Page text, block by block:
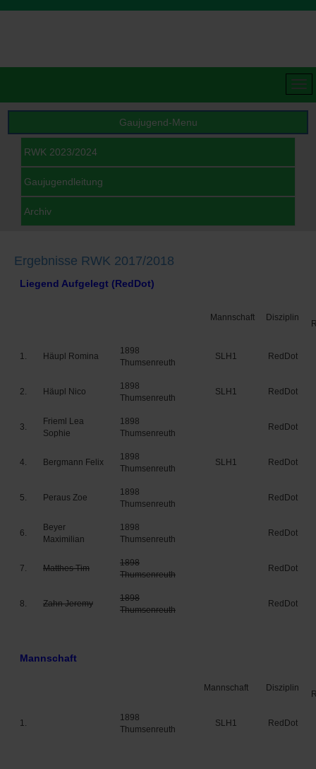
Gaujugend-Menu
RWK 2023/2024
Gaujugendleitung
Archiv
Ergebnisse RWK 2017/2018
Liegend Aufgelegt (RedDot)
Mannschaft Disziplin
1. Häupl Romina
1898
Thumsenreuth
SLH1 RedDot
2. Häupl Nico
1898
Thumsenreuth
SLH1 RedDot
3.
Frieml Lea
Sophie
1898
Thumsenreuth
RedDot
4. Bergmann Felix
1898
Thumsenreuth
SLH1 RedDot
5. Peraus Zoe
1898
Thumsenreuth
RedDot
6.
Beyer
Maximilian
1898
Thumsenreuth
RedDot
7. Matthes Tim
1898
Thumsenreuth
RedDot
8. Zahn Jeremy
1898
Thumsenreuth
RedDot
Mannschaft
Mannschaft Disziplin
1.
1898
Thumsenreuth
SLH1 RedDot